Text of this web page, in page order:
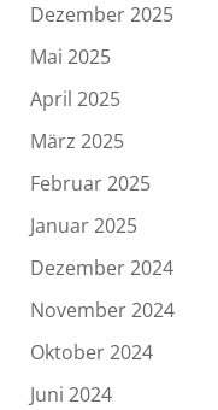
Dezember 2025
Mai 2025
April 2025
März 2025
Februar 2025
Januar 2025
Dezember 2024
November 2024
Oktober 2024
Juni 2024